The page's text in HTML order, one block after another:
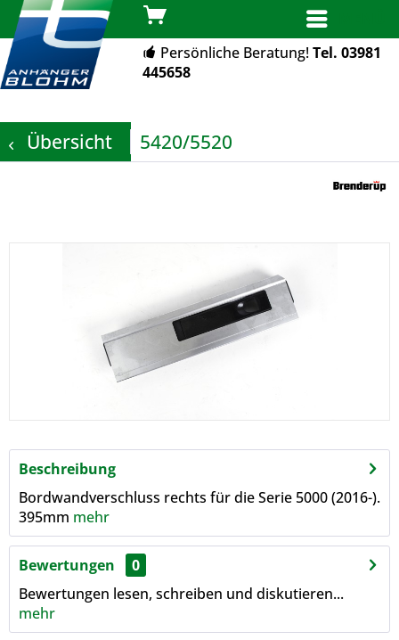
Persönliche Beratung!Tel. 03981
445658
Übersicht 5420/5520
Beschreibung
Bordwandverschluss rechts für die Serie 5000 (2016-).
395mm mehr
Bewertungen
0
Bewertungen lesen, schreiben und diskutieren...
mehr